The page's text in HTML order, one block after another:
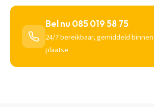
Bel nu 085 019 58 75
24/7 bereikbaar, gemiddeld
plaatse